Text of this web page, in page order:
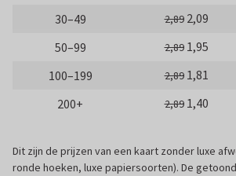
30–49
2,89 2,09
50–99
2,89 1,95
100–199
2,89 1,81
200+
2,89 1,40
Dit zijn de prijzen van een kaart zonder luxe
ronde hoeken, luxe papiersoorten). De